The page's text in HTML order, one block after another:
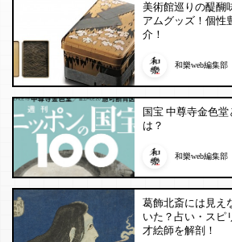
美術館巡りの醍醐
アムグッズ！個性
介！
和樂web編集部
国宝 中尊寺金色
は？
和樂web編集部
葛飾北斎には見え
いた？占い・スピ
才絵師を解剖！